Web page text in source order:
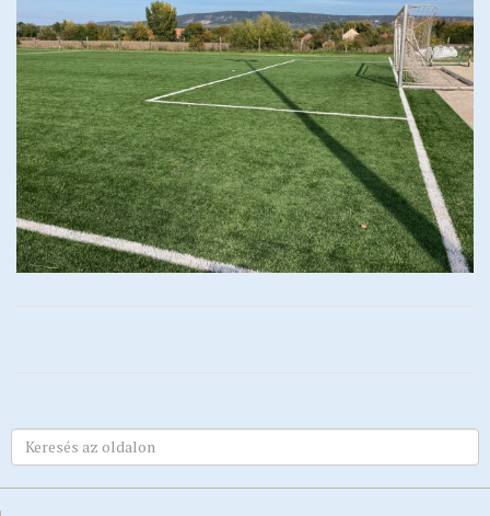
Civil oldalak
Testvérvárosok
Rendőrség
Közművelődés
Tervek, koncepciók, stratégiák, programok
Befektetőbarát Település
BSE
Közérdekű adatok megismerése